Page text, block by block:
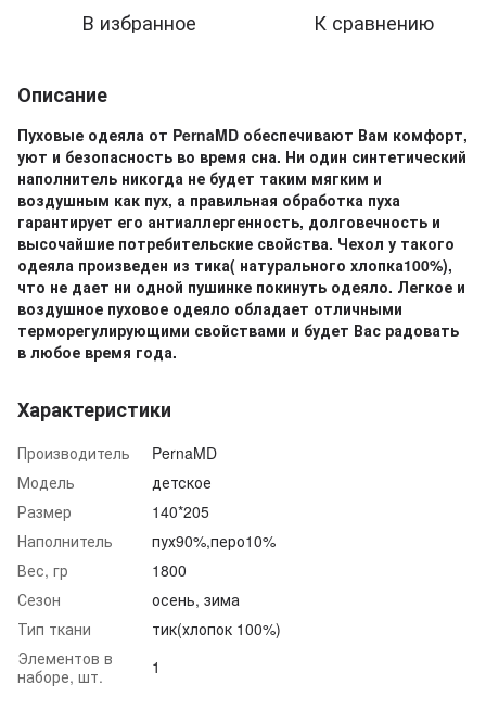
В избранное К сравнению
Описание
Пуховые одеяла от PernaMD обеспечивают Вам комфорт,
уют и безопасность во время сна. Ни один синтетический
наполнитель никогда не будет таким мягким и
воздушным как пух, а правильная обработка пуха
гарантирует его антиаллергенность, долговечность и
высочайшие потребительские свойства. Чехол у такого
одеяла произведен из тика( натурального хлопка100%),
что не дает ни одной пушинке покинуть одеяло. Легкое и
воздушное пуховое одеяло обладает отличными
терморегулирующими свойствами и будет Вас радовать
в любое время года.
Характеристики
Производитель
PernaMD
Модель
детское
Размер
140*205
Наполнитель
пух90%,перо10%
Вес, гр
1800
Сезон
осень, зима
Тип ткани
тик(хлопок 100%)
Элементов в
наборе, шт.
1